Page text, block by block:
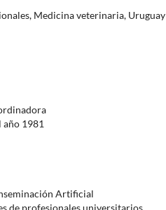
Medicina veterinaria, Uruguay
año 1981
Artificial
de profesionales universitarios